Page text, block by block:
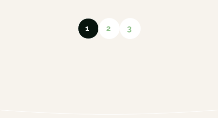
1 2 3